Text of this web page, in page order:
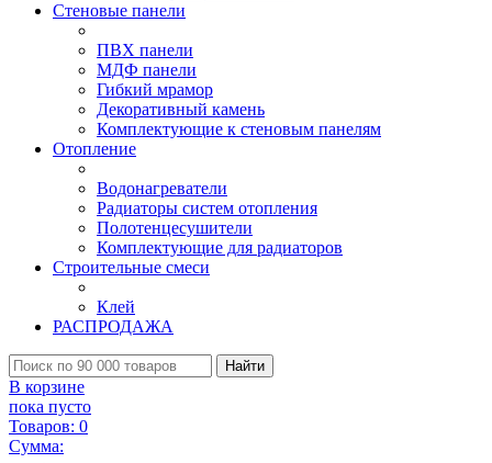
Стеновые панели
ПВХ панели
МДФ панели
Гибкий мрамор
Декоративный камень
Комплектующие к стеновым панелям
Отопление
Водонагреватели
Радиаторы систем отопления
Полотенцесушители
Комплектующие для радиаторов
Строительные смеси
Клей
РАСПРОДАЖА
Найти
В корзине
пока пусто
Товаров: 0
Сумма: